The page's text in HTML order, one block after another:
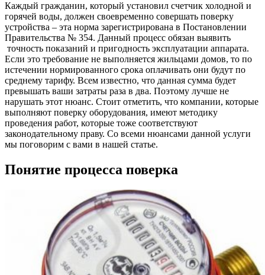
Каждый гражданин, который установил счетчик холодной и
горячей воды, должен своевременно совершать поверку
устройства – эта норма зарегистрирована в Постановлении
Правительства № 354. Данный процесс обязан выявить
точность показаний и пригодность эксплуатации аппарата.
Если это требование не выполняется жильцами домов, то по
истечении нормированного срока оплачивать они будут по
среднему тарифу. Всем известно, что данная сумма будет
превышать ваши затраты раза в два. Поэтому лучше не
нарушать этот нюанс. Стоит отметить, что компании, которые
выполняют поверку оборудования, имеют методику
проведения работ, которые тоже соответствуют
законодательному праву. Со всеми нюансами данной услуги
мы поговорим с вами в нашей статье.
Понятие процесса поверка